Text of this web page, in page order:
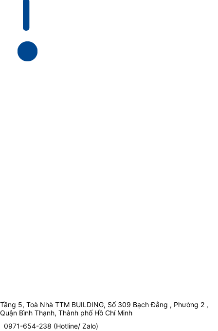
Tầng 5, Toà Nhà TTM BUILDING, Số 309 Bạch Đằng , Phường 2 ,
Quận Bình Thạnh, Thành phố Hồ Chí Minh
0971-654-238 (Hotline/ Zalo)